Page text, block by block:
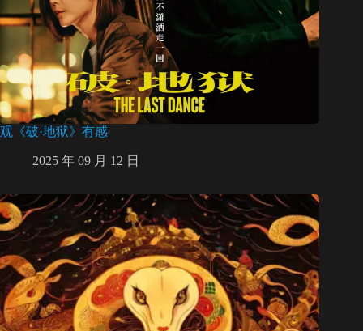
观《破·地狱》有感
2025 年 09 月 12 日